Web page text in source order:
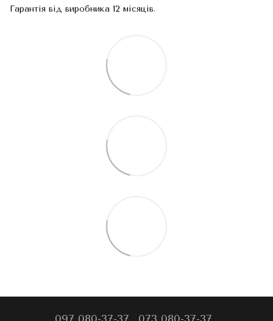
Гарантія від виробника 12 місяців.
097 080-37-37 073 080-37-37